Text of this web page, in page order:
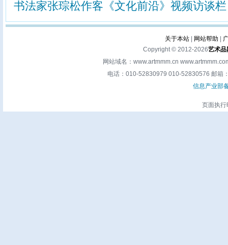
书法家张琮松作客《文化前沿》视频访谈
关于本站| 网站帮助 |
Copyright © 2012-2026艺术品
网站域名：www.artmmm.cn
电话：010-52830979 010-52830576 邮箱
信息产业部
页面执